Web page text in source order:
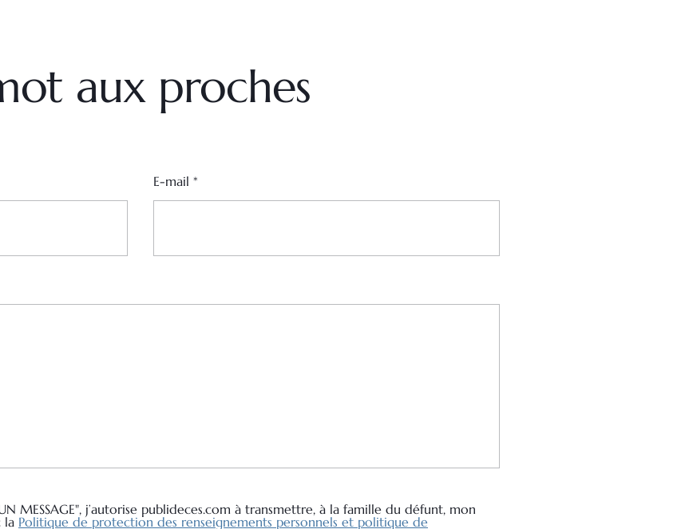
aux proches
MESSAGE", j’autorise publideces.com à transmettre, à la famille du défunt, mon
la Politique de protection des renseignements personnels et politique de
E-mail *